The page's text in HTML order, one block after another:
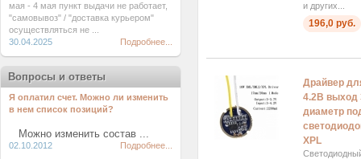
и других...
196,0 руб.
Драйвер
4.2В выход
диаметр
XPL
мая - 4 мая пункт выдачи не работает,
"самовывоз" / "доставка курьером"
осуществляться не ...
30.04.2025
Подробнее...
Вопросы и ответы
Я оплатил счет. Можно ли изменить
в нем список позиций?
Можно изменить состав ...
02.10.2012 Подробнее...